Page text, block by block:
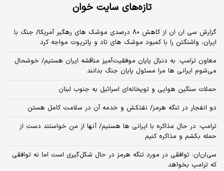
تازه‌های سایت خوان
گزارش سی ان ان از کاهش ۸۰ درصدی موشک های رهگیر آمریکا/ جنگ با
ایران، واشنگتن را با کمبود موشک های تاد و پاتریوت مواجه کرد
معاون ترامپ: به دنبال پایان موفقیت‌آمیز مناقشه ایران هستیم/ خوشحال
می‌شوم ایرانی ها مرا مسئول پایان جنگ بدانند
حملات سنگین هوایی و توپخانه‌ای اسرائیل به جنوب لبنان
دو انفجار در تنگه هرمز/ نفتکش و خدمه آن در سلامت کامل هستن
ترامپ: در حال مذاکره با ایرانی ها هستیم/ آنها از من خواستند دست از
حمله بکشم و مذاکره کنیم
سی‌ان‌ان: توافقی در مورد تنگه هرمز در حال شکل‌گیری است اما نه توافقی
که ترامپ بخواهد